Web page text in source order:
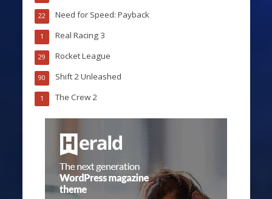
Need for Speed: Payback
22
Real Racing 3
1
Rocket League
29
Shift 2 Unleashed
90
The Crew 2
1